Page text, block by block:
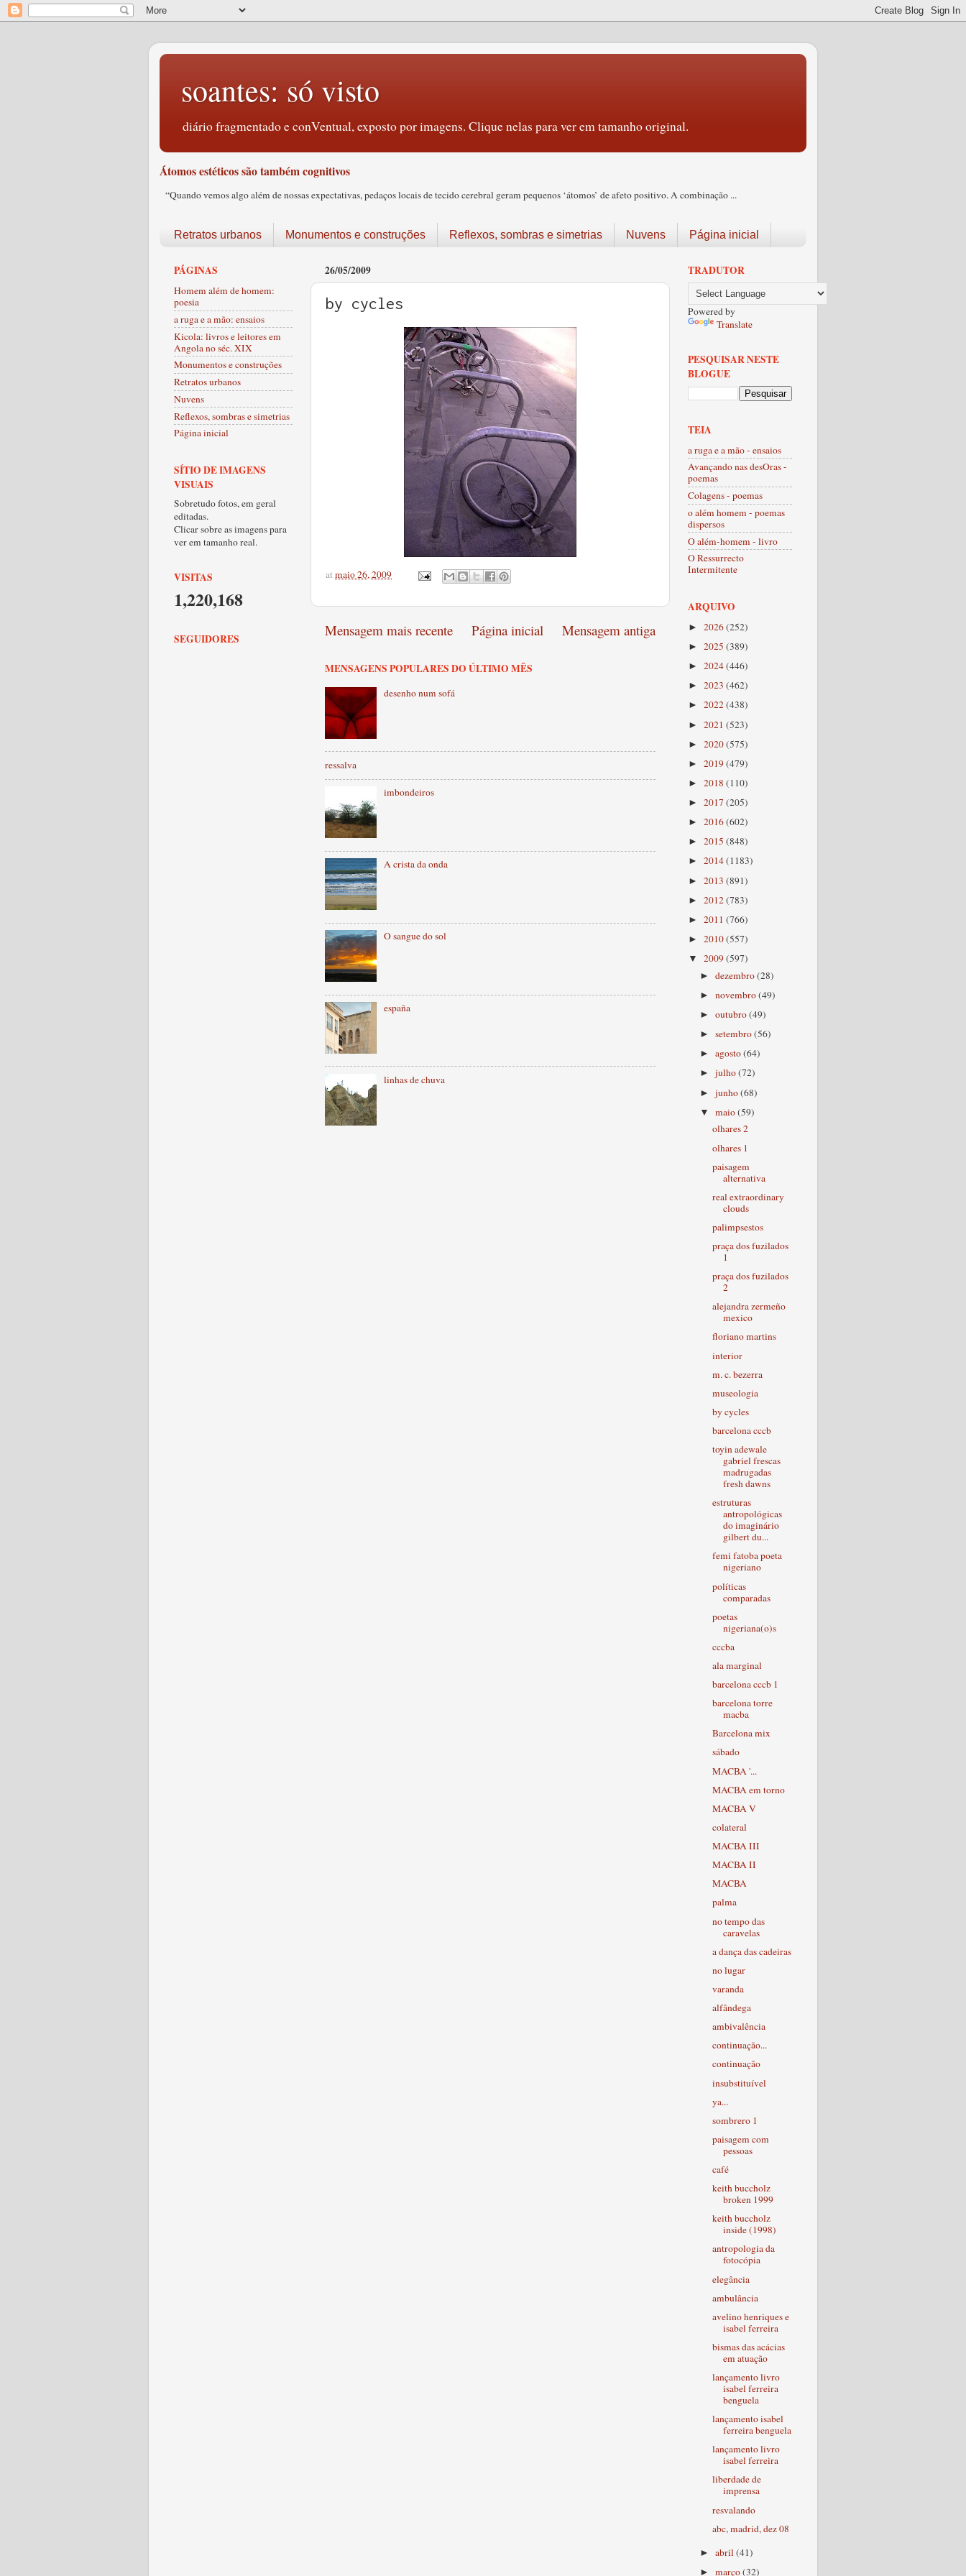
soantes: só visto
diário fragmentado e conVentual, exposto por imagens. Clique nelas para ver em tamanho original.
Átomos estéticos são também cognitivos
“Quando vemos algo além de nossas expectativas, pedaços locais de tecido cerebral geram pequenos ‘átomos’ de afeto positivo. A combinação ...
Retratos urbanos Monumentos e construções Reflexos, sombras e simetrias Nuvens Página inicial
26/05/2009
by cycles
atmaio 26, 2009
Mensagem mais recente Mensagem antiga
Página inicial
MENSAGENS POPULARES DO ÚLTIMO MÊS
desenho num sofá
ressalva
imbondeiros
A crista da onda
O sangue do sol
españa
linhas de chuva
PÁGINAS
Homem além de homem:
poesia
a ruga e a mão: ensaios
Kicola: livros e leitores em
Angola no séc. XIX
Monumentos e construções
Retratos urbanos
Nuvens
Reflexos, sombras e simetrias
Página inicial
SÍTIO DE IMAGENS
VISUAIS
Sobretudo fotos, em geral
editadas.
Clicar sobre as imagens para
ver em tamanho real.
VISITAS
1,220,168
SEGUIDORES
TRADUTOR
Powered by
Translate
PESQUISAR NESTE
BLOGUE
TEIA
a ruga e a mão - ensaios
Avançando nas desOras -
poemas
Colagens - poemas
o além homem - poemas
dispersos
O além-homem - livro
O Ressurrecto
Intermitente
ARQUIVO
► 2026(252)
► 2025 (389)
► 2024(446)
► 2023 (462)
► 2022(438)
► 2021 (523)
► 2020(575)
► 2019(479)
► 2018 (110)
► 2017 (205)
► 2016(602)
► 2015 (848)
► 2014(1183)
► 2013 (891)
► 2012(783)
► 2011 (766)
► 2010(557)
▼ 2009(597)
►dezembro(28)
►novembro(49)
►outubro(49)
►setembro(56)
►agosto(64)
►julho(72)
►junho(68)
▼maio(59)
olhares 2
olhares 1
paisagem
alternativa
real extraordinary
clouds
palimpsestos
praça dos fuzilados
1
praça dos fuzilados
2
alejandra zermeño
mexico
floriano martins
interior
m. c. bezerra
museologia
by cycles
barcelona cccb
toyin adewale
gabriel frescas
madrugadas
fresh dawns
estruturas
antropológicas
do imaginário
gilbert du...
femi fatoba poeta
nigeriano
políticas
comparadas
poetas
nigeriana(o)s
cccba
ala marginal
barcelona cccb 1
barcelona torre
macba
Barcelona mix
sábado
MACBA '...
MACBA em torno
MACBA V
colateral
MACBA III
MACBA II
MACBA
palma
no tempo das
caravelas
a dança das cadeiras
no lugar
varanda
alfândega
ambivalência
continuação...
continuação
insubstituível
ya...
sombrero 1
paisagem com
pessoas
café
keith buccholz
broken 1999
keith buccholz
inside (1998)
antropologia da
fotocópia
elegância
ambulância
avelino henriques e
isabel ferreira
bismas das acácias
em atuação
lançamento livro
isabel ferreira
benguela
lançamento isabel
ferreira benguela
lançamento livro
isabel ferreira
liberdade de
imprensa
resvalando
abc, madrid, dez 08
►abril(41)
►março(32)